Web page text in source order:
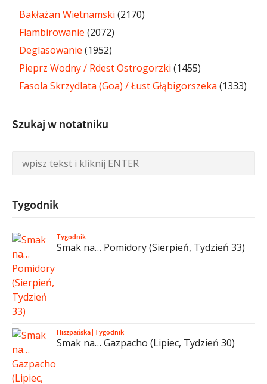
Bakłażan Wietnamski (2170)
Flambirowanie (2072)
Deglasowanie (1952)
Pieprz Wodny / Rdest Ostrogorzki (1455)
Fasola Skrzydlata (Goa) / Łust Głąbigorszeka (1333)
Szukaj w notatniku
Tygodnik
Tygodnik
Smak na… Pomidory (Sierpień, Tydzień 33)
Hiszpańska|Tygodnik
Smak na… Gazpacho (Lipiec, Tydzień 30)